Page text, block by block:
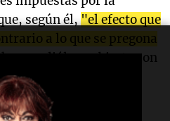
según él,"el efecto que
a lo que se pregona
hay un diálogo abierto con
y que es necesario
para abordar estos